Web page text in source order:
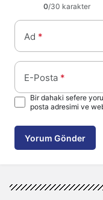
0/30 karakter
Ad *
E-Posta *
Bir dahaki sefere
posta adresimi ve
Yorum Gönder